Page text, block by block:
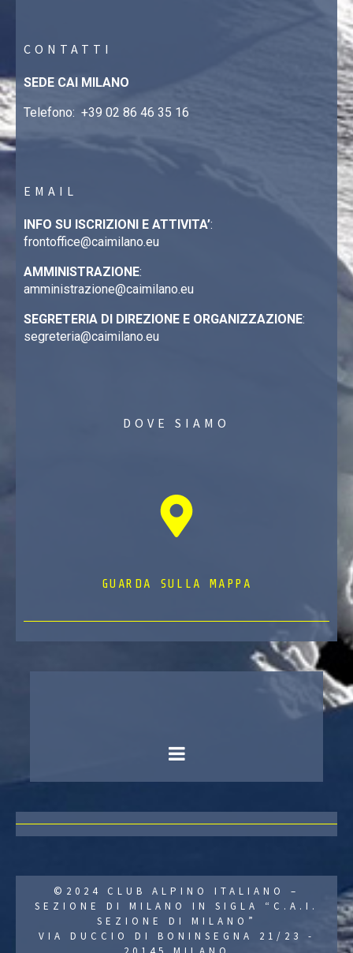
CONTATTI
SEDE CAI MILANO
Telefono: +39 02 86 46 35 16
EMAIL
INFO SU ISCRIZIONI E ATTIVITA’:
frontoffice@caimilano.eu
AMMINISTRAZIONE:
amministrazione@caimilano.eu
SEGRETERIA DI DIREZIONE E ORGANIZZAZIONE:
segreteria@caimilano.eu
DOVE SIAMO
GUARDA SULLA MAPPA
©2024 CLUB ALPINO ITALIANO –
SEZIONE DI MILANO IN SIGLA “C.A.I.
SEZIONE DI MILANO”
VIA DUCCIO DI BONINSEGNA 21/23 -